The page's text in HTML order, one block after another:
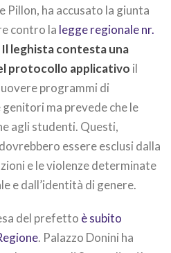
Pillon, ha accusato la giunta
contro la legge regionale nr.
Il leghista contesta una
protocollo applicativo il
programmi di
ma prevede che le
agli studenti. Questi,
essere esclusi dalla
e le violenze determinate
e dall’identità di genere.
del prefetto è subito
. Palazzo Donini ha